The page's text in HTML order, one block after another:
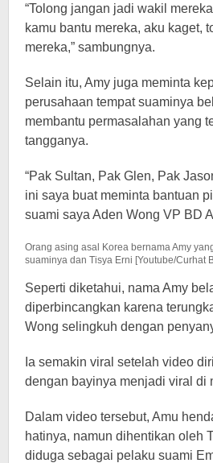
“Tolong jangan jadi wakil
kamu bantu mereka, aku kaget,
mereka,” sambungnya.
Selain itu, Amy juga meminta
perusahaan tempat suaminya
membantu permasalahan yang
tangganya.
“Pak Sultan, Pak Glen, Pak
ini saya buat meminta bantuan
suami saya Aden Wong VP BD
Orang asing asal Korea bernama Amy
suaminya dan Tisya Erni [Youtube/Curhat
Seperti diketahui, nama Amy
diperbincangkan karena
Wong selingkuh dengan
Ia semakin viral setelah video
dengan bayinya menjadi viral di
Dalam video tersebut, Amu
hatinya, namun dihentikan oleh
diduga sebagai pelaku suami